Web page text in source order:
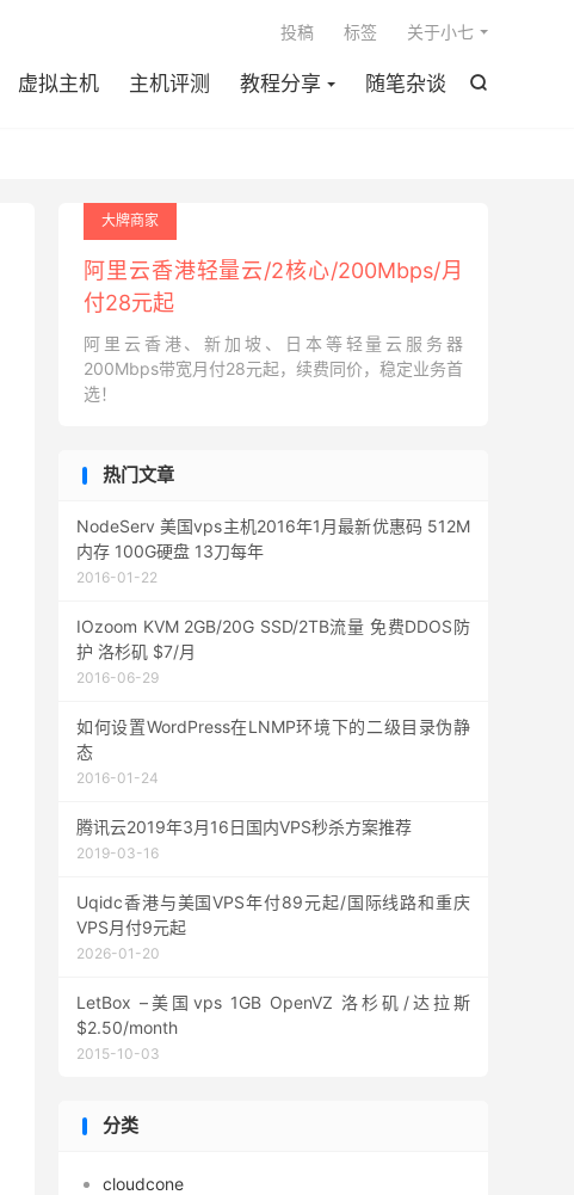

虚拟主机 主机评测 教程分享 随笔杂谈
投稿 标签 关于小七
大牌商家
阿里云香港轻量云/2核心/200Mbps/月
付28元起
阿里云香港、新加坡、日本等轻量云服务器
200Mbps带宽月付28元起，续费同价，稳定业务首
选！
热门文章
NodeServ 美国vps主机2016年1月最新优惠码 512M
内存 100G硬盘 13刀每年
2016-01-22
IOzoom KVM 2GB/20G SSD/2TB流量 免费DDOS防
护 洛杉矶 $7/月
2016-06-29
如何设置WordPress在LNMP环境下的二级目录伪静
态
2016-01-24
腾讯云2019年3月16日国内VPS秒杀方案推荐
2019-03-16
Uqidc香港与美国VPS年付89元起/国际线路和重庆
VPS月付9元起
2026-01-20
LetBox –美国vps 1GB OpenVZ 洛杉矶/达拉斯
$2.50/month
2015-10-03
分类
cloudcone